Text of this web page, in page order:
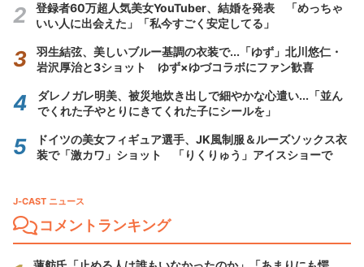
登録者60万超人気美女YouTuber、結婚を発表 「めっちゃ
いい人に出会えた」「私今すごく安定してる」
羽生結弦、美しいブルー基調の衣装で...「ゆず」北川悠仁・
岩沢厚治と3ショット ゆず×ゆづコラボにファン歓喜
ダレノガレ明美、被災地炊き出しで細やかな心遣い...「並ん
でくれた子やとりにきてくれた子にシールを」
ドイツの美女フィギュア選手、JK風制服＆ルーズソックス衣
装で「激カワ」ショット 「りくりゅう」アイスショーで
J-CAST ニュース
コメントランキング